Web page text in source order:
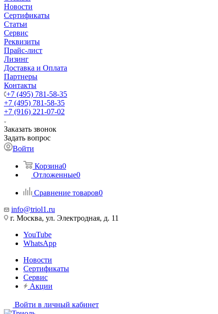
Новости
Сертификаты
Статьи
Сервис
Реквизиты
Прайс-лист
Лизинг
Доставка и Оплата
Партнеры
Контакты
+7 (495) 781-58-35
+7 (495) 781-58-35
+7 (916) 221-07-02
Заказать звонок
Задать вопрос
Войти
Корзина0
Отложенные0
Сравнение товаров0
info@triol1.ru
г. Москва, ул. Электродная, д. 11
YouTube
WhatsApp
Новости
Сертификаты
Сервис
Акции
Войти в личный кабинет